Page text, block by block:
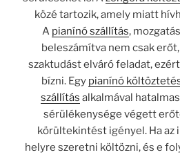
közé tartozik, amely miatt
A pianínó szállítás,
beleszámítva nem csak
szaktudást elváró feladat,
bízni. Egy pianínó
szállítás alkalmával
sérülékenysége végett
körültekintést igényel. Ha az
helyre szeretni költözni, és e